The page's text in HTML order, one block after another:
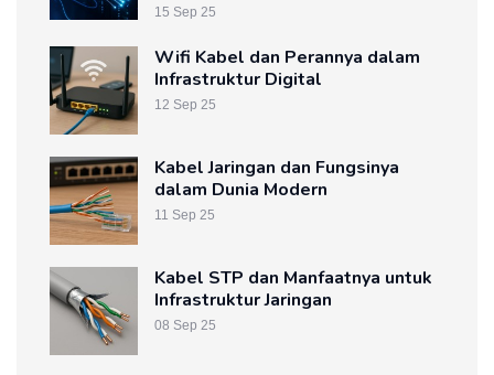
15 Sep 25
Wifi Kabel dan Perannya dalam
Infrastruktur Digital
12 Sep 25
Kabel Jaringan dan Fungsinya
dalam Dunia Modern
11 Sep 25
Kabel STP dan Manfaatnya untuk
Infrastruktur Jaringan
08 Sep 25